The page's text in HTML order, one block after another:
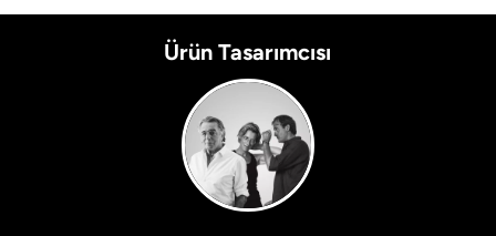
Ürün Tasarımcısı